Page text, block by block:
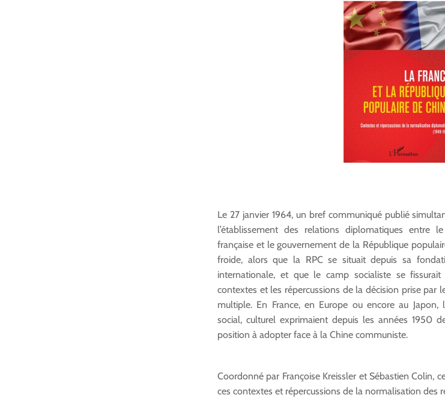
Le 27 janvier 1964, un bref communiqué publié
l’établissement des relations diplomatiques entre
française et le gouvernement de la République
froide, alors que la RPC se situait depuis sa
internationale, et que le camp socialiste se
contextes et les répercussions de la décision prise par
multiple. En France, en Europe ou encore au
social, culturel exprimaient depuis les années 1950
position à adopter face à la Chine communiste.
Coordonné par Françoise Kreissler et Sébastien Colin,
ces contextes et répercussions de la normalisation des